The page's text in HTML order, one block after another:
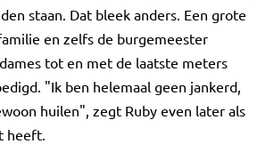
staan. Dat bleek anders. Een grote
en zelfs de burgemeester
tot en met de laatste meters
"Ik ben helemaal geen jankerd,
huilen", zegt Ruby even later als
heeft.